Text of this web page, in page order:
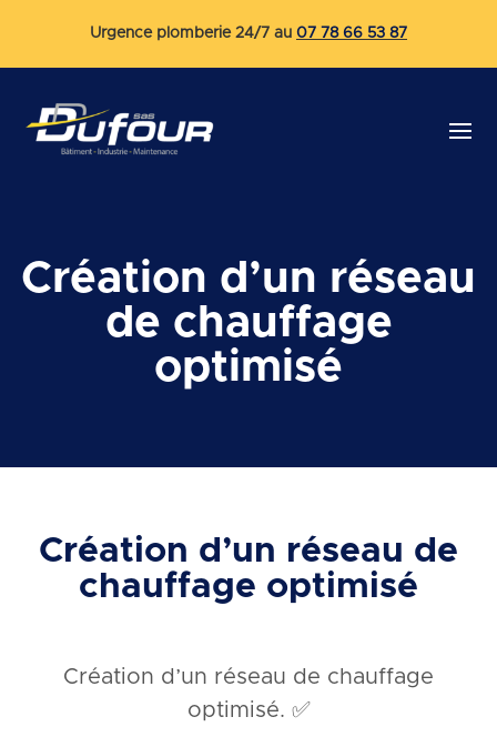
Urgence plomberie 24/7 au 07 78 66 53 87
Création d’un réseau
de chauffage
optimisé
Création d’un réseau de
chauffage optimisé
Création d’un réseau de chauffage
optimisé. ✅